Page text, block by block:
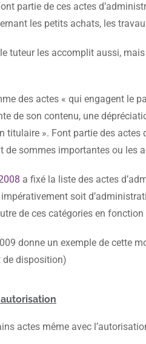
partie de ces actes
les petits achats, les
tuteur les accomplit aussi,
des actes « qui engagent le
de son contenu, une
titulaire ». Font partie des actes
de sommes importantes ou les
a fixé la liste des actes
soit
de ces catégories en
donne un exemple de cette
de disposition)
actes même avec